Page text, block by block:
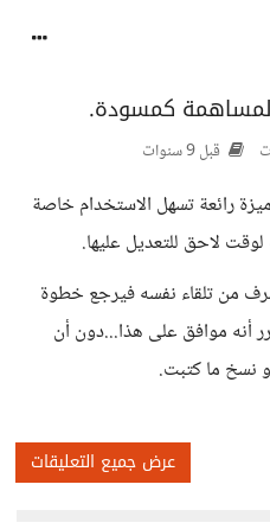
كمسودة.
قبل 9 سنوات
رائعة تسهل الاستخدام خاصة
لاحق للتعديل عليها.
من تلقاء نفسه فيرجع خطوة
أنه موافق على هذا...دون أن
نسخ ما كتبت.
عرض جميع التعليقات